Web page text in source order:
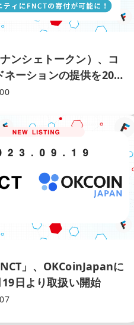
ンシェトークン）、コ
ネーションの提供を2023
開始
」、OKCoinJapanに
日より取扱い開始